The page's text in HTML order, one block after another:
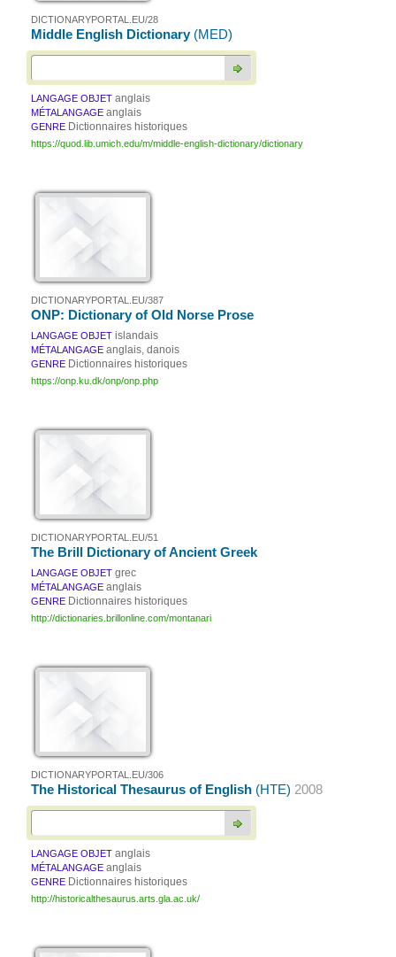
DICTIONARYPORTAL.EU/28
Middle English Dictionary (MED)
LANGAGE OBJET anglais
MÉTALANGAGE anglais
GENRE Dictionnaires historiques
https://quod.lib.umich.edu/m/middle-english-dictionary/dictionary
DICTIONARYPORTAL.EU/387
ONP: Dictionary of Old Norse Prose
LANGAGE OBJET islandais
MÉTALANGAGE anglais, danois
GENRE Dictionnaires historiques
https://onp.ku.dk/onp/onp.php
DICTIONARYPORTAL.EU/51
The Brill Dictionary of Ancient Greek
LANGAGE OBJET grec
MÉTALANGAGE anglais
GENRE Dictionnaires historiques
http://dictionaries.brillonline.com/montanari
DICTIONARYPORTAL.EU/306
The Historical Thesaurus of English (HTE) 2008
LANGAGE OBJET anglais
MÉTALANGAGE anglais
GENRE Dictionnaires historiques
http://historicalthesaurus.arts.gla.ac.uk/